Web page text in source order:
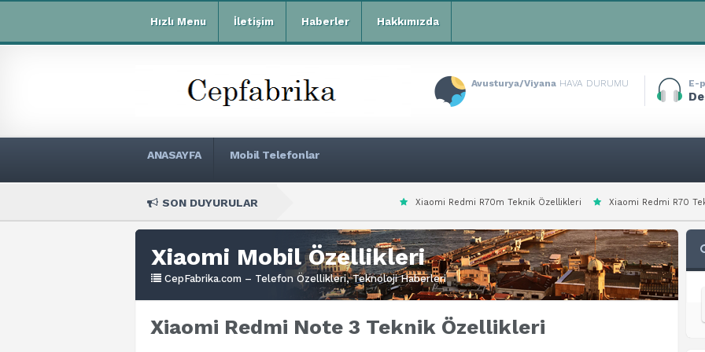
Hızlı Menu İletişim Haberler Hakkımızda
Avusturya/Viyana HAVA DURUMU E-
ANASAYFA Mobil Telefonlar
SON DUYURULAR Xiaomi Redmi R70m Teknik Özellikleri Xiaomi Redmi R70 Teknik Özellikleri
Xiaomi Mobil Özellikleri
CepFabrika.com – Telefon Özellikleri, Teknoloji Haberleri
Xiaomi Redmi Note 3 Teknik Özellikleri